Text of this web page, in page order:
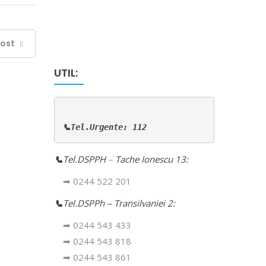
UTIL:
📞Tel.Urgente: 112
📞Tel.DSPPH – Tache Ionescu 13:
➡ 0244 522 201
📞Tel.DSPPh – Transilvaniei 2:
➡ 0244 543 433
➡ 0244 543 818
➡ 0244 543 861